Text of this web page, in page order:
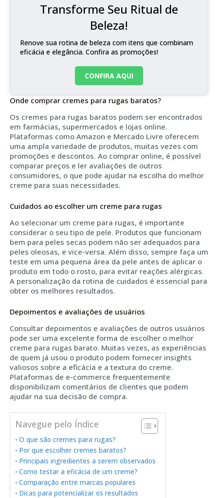
Transforme Seu Ritual de
Beleza!
Renove sua rotina de beleza com itens que combinam
eficácia e elegância. Confira as promoções!
CONFIRA AQUI
Onde comprar cremes para rugas baratos?
Os cremes para rugas baratos podem ser encontrados
em farmácias, supermercados e lojas online.
Plataformas como Amazon e Mercado Livre oferecem
uma ampla variedade de produtos, muitas vezes com
promoções e descontos. Ao comprar online, é possível
comparar preços e ler avaliações de outros
consumidores, o que pode ajudar na escolha do melhor
creme para suas necessidades.
Cuidados ao escolher um creme para rugas
Ao selecionar um creme para rugas, é importante
considerar o seu tipo de pele. Produtos que funcionam
bem para peles secas podem não ser adequados para
peles oleosas, e vice-versa. Além disso, sempre faça um
teste em uma pequena área da pele antes de aplicar o
produto em todo o rosto, para evitar reações alérgicas.
A personalização da rotina de cuidados é essencial para
obter os melhores resultados.
Depoimentos e avaliações de usuários
Consultar depoimentos e avaliações de outros usuários
pode ser uma excelente forma de escolher o melhor
creme para rugas barato. Muitas vezes, as experiências
de quem já usou o produto podem fornecer insights
valiosos sobre a eficácia e a textura do creme.
Plataformas de e-commerce frequentemente
disponibilizam comentários de clientes que podem
ajudar na sua decisão de compra.
Navegue pelo Índice
O que são cremes para rugas?
Por que escolher cremes baratos?
Principais ingredientes a serem observados
Como testar a eficácia de um creme?
Comparação entre marcas populares
Dicas para potencializar os resultados